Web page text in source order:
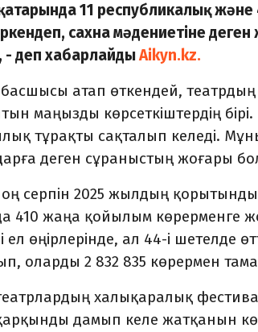
11 республикалық және
сахна мәдениетіне
- деп хабарлайдыAikyn.kz.
атап өткендей, театрдың
маңызды көрсеткіштердің
тұрақты сақталып келеді.
деген сұраныстың жоғары
серпін 2025 жылдың
410 жаңа қойылым көрерменге
ел өңірлерінде, ал 44-і шетелде
оларды 2 832 835 көрермен
халықаралық
дамып келе жатқанын